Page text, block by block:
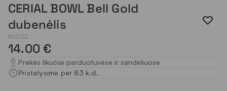
CERIAL BOWL Bell Gold
dubenėlis
60502
14.00 €
Prekės likučiai parduotuvėse ir sandėliuose
Pristatysime per 83 k.d.